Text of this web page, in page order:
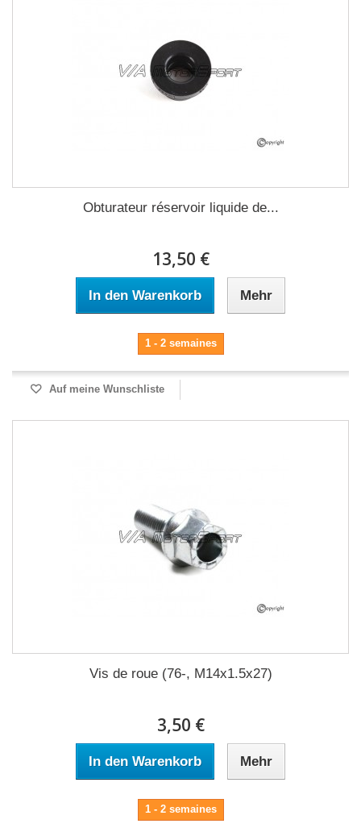
Obturateur réservoir liquide de...
13,50 €
In den Warenkorb Mehr
1 - 2 semaines
Auf meine Wunschliste
Vis de roue (76-, M14x1.5x27)
3,50 €
In den Warenkorb Mehr
1 - 2 semaines